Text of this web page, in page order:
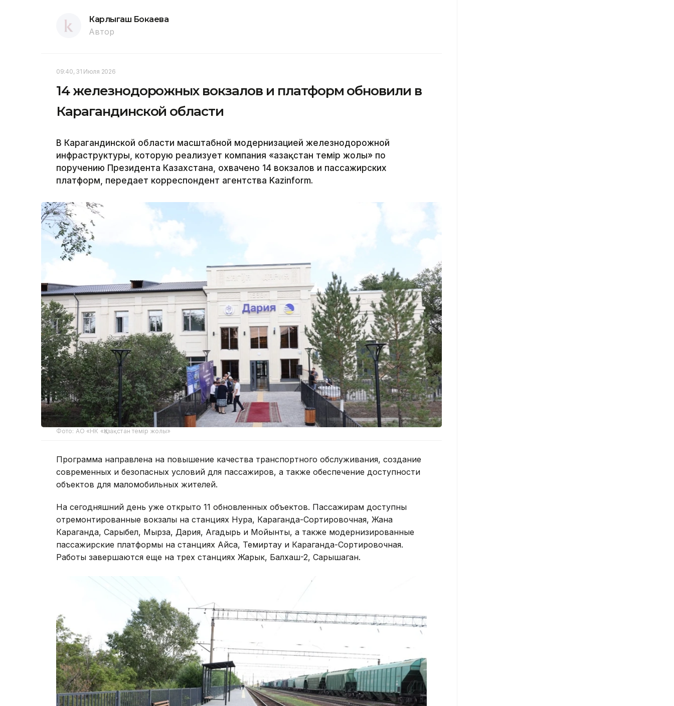
Карлыгаш Бокаева
Автор
09:40, 31 Июля 2026
14 железнодорожных вокзалов и платформ обновили в
Карагандинской области
В Карагандинской области масштабной модернизацией железнодорожной
инфраструктуры, которую реализует компания «Қазақстан темір жолы» по
поручению Президента Казахстана, охвачено 14 вокзалов и пассажирских
платформ, передает корреспондент агентства Kazinform.
Фото: АО «НК «Қазақстан темір жолы»
Программа направлена на повышение качества транспортного обслуживания, создание
современных и безопасных условий для пассажиров, а также обеспечение доступности
объектов для маломобильных жителей.
На сегодняшний день уже открыто 11 обновленных объектов. Пассажирам доступны
отремонтированные вокзалы на станциях Нура, Караганда-Сортировочная, Жана
Караганда, Сарыбел, Мырза, Дария, Агадырь и Мойынты, а также модернизированные
пассажирские платформы на станциях Айса, Темиртау и Караганда-Сортировочная.
Работы завершаются еще на трех станциях Жарык, Балхаш-2, Сарышаган.